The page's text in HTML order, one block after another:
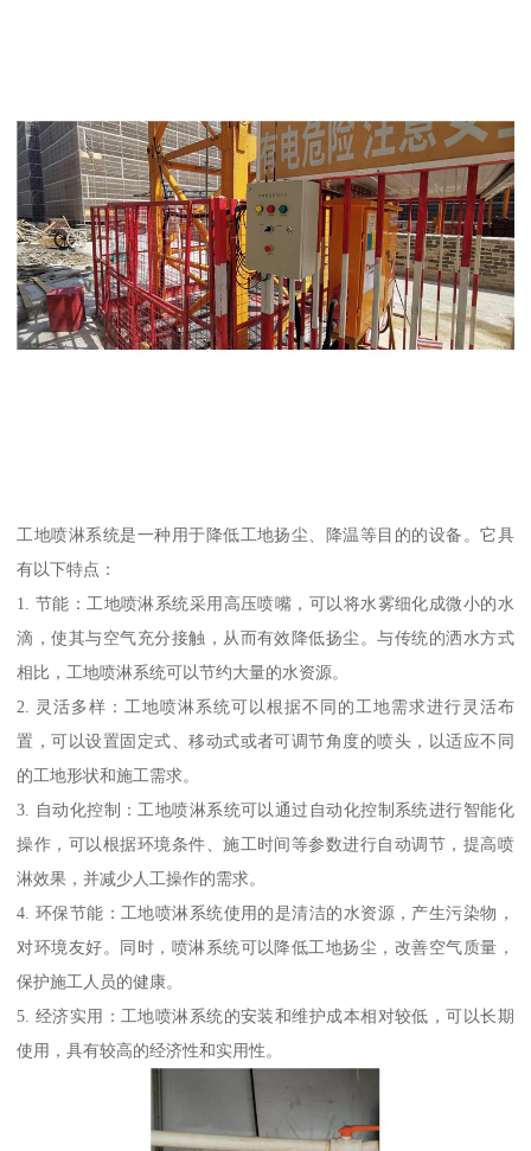
工地喷淋系统是一种用于降低工地扬尘、降温等目的的设备。它具
有以下特点：
1. 节能：工地喷淋系统采用高压喷嘴，可以将水雾细化成微小的水
滴，使其与空气充分接触，从而有效降低扬尘。与传统的洒水方式
相比，工地喷淋系统可以节约大量的水资源。
2. 灵活多样：工地喷淋系统可以根据不同的工地需求进行灵活布
置，可以设置固定式、移动式或者可调节角度的喷头，以适应不同
的工地形状和施工需求。
3. 自动化控制：工地喷淋系统可以通过自动化控制系统进行智能化
操作，可以根据环境条件、施工时间等参数进行自动调节，提高喷
淋效果，并减少人工操作的需求。
4. 环保节能：工地喷淋系统使用的是清洁的水资源，产生污染物，
对环境友好。同时，喷淋系统可以降低工地扬尘，改善空气质量，
保护施工人员的健康。
5. 经济实用：工地喷淋系统的安装和维护成本相对较低，可以长期
使用，具有较高的经济性和实用性。